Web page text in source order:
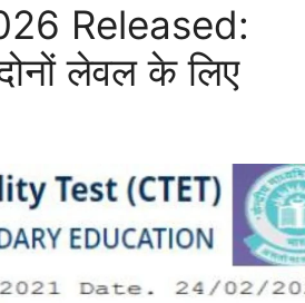
Released:
लेवल के लिए